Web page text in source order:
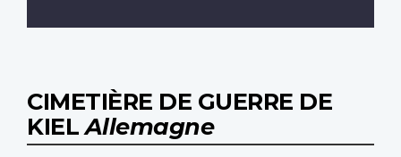
CIMETIÈRE DE GUERRE DE
KIELAllemagne